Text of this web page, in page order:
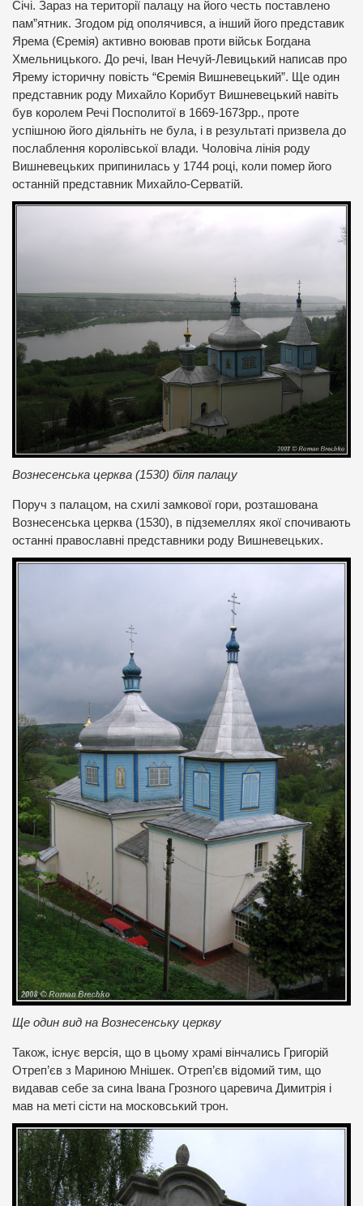
Січі. Зараз на території палацу на його честь поставлено
пам”ятник. Згодом рід ополячився, а інший його представик
Ярема (Єремія) активно воював проти військ Богдана
Хмельницького. До речі, Іван Нечуй-Левицький написав про
Ярему історичну повість “Єремія Вишневецький”. Ще один
представник роду Михайло Корибут Вишневецький навіть
був королем Речі Посполитої в 1669-1673рр., проте
успішною його діяльніть не була, і в результаті призвела до
послаблення королівської влади. Чоловіча лінія роду
Вишневецьких припинилась у 1744 році, коли помер його
останній представник Михайло-Серватій.
Вознесенська церква (1530) біля палацу
Поруч з палацом, на схилі замкової гори, розташована
Вознесенська церква (1530), в підземеллях якої спочивають
останні православні представники роду Вишневецьких.
Ще один вид на Вознесенську церкву
Також, існує версія, що в цьому храмі вінчались Григорій
Отреп’єв з Мариною Мнішек. Отреп’єв відомий тим, що
видавав себе за сина Івана Грозного царевича Димитрія і
мав на меті сісти на московський трон.